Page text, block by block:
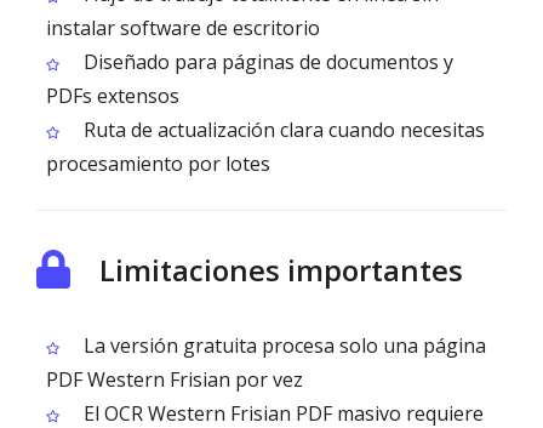
instalar software de escritorio
Diseñado para páginas de documentos y
PDFs extensos
Ruta de actualización clara cuando necesitas
procesamiento por lotes
Limitaciones importantes
La versión gratuita procesa solo una página
PDF Western Frisian por vez
El OCR Western Frisian PDF masivo requiere